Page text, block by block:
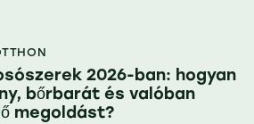
2026-ban: hogyan
bőrbarát és valóban
megoldást?